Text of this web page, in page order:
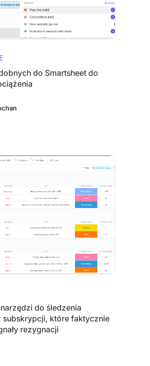
do Smartsheet do
do śledzenia
subskrypcji, które faktycznie
rezygnacji